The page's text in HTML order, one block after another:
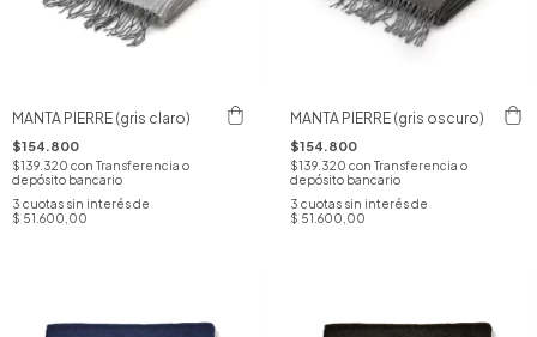
MANTA PIERRE (gris claro)
$154.800
$139.320 con Transferencia o
depósito bancario
3 cuotas sin interés de
$ 51.600,00
MANTA PIERRE (gris oscuro)
$154.800
$139.320 con Transferencia o
depósito bancario
3 cuotas sin interés de
$ 51.600,00